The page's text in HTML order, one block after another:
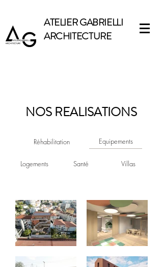
ATELIER GABRIELLI
ARCHITECTURE
NOS REALISATIONS
Réhabilitation Equipements
Logements Santé Villas